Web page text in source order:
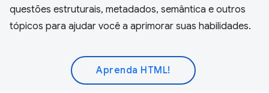
questões estruturais, metadados, semântica e outros
tópicos para ajudar você a aprimorar suas habilidades.
Aprenda HTML!